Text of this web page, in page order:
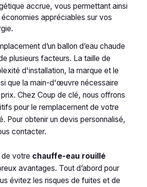
accrue, vous permettant ainsi
appréciables sur vos
d’un ballon d’eau chaude
plusieurs facteurs. La taille de
d'installation, la marque et le
que la main-d'œuvre nécessaire
Chez Coup de clé, nous offrons
pour le remplacement de votre
Pour obtenir un devis personnalisé,
contacter.
votre chauffe-eau rouillé
avantages. Tout d’abord pour
évitez les risques de fuites et de